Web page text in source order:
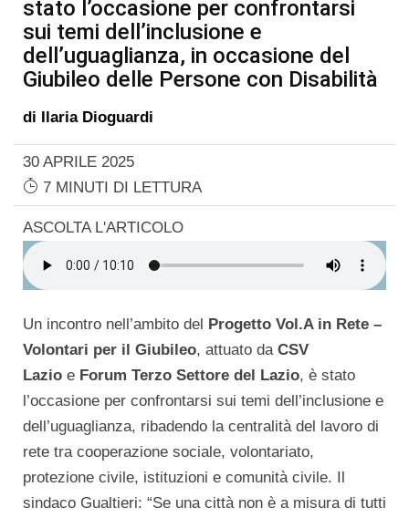
stato l’occasione per confrontarsi
sui temi dell’inclusione e
dell’uguaglianza, in occasione del
Giubileo delle Persone con Disabilità
di Ilaria Dioguardi
30 APRILE 2025
7 MINUTI DI LETTURA
ASCOLTA L'ARTICOLO
Un incontro nell’ambito del Progetto Vol.A in Rete –
Volontari per il Giubileo, attuato da CSV
Lazio e Forum Terzo Settore del Lazio, è stato
l’occasione per confrontarsi sui temi dell’inclusione e
dell’uguaglianza, ribadendo la centralità del lavoro di
rete tra cooperazione sociale, volontariato,
protezione civile, istituzioni e comunità civile. Il
sindaco Gualtieri: “Se una città non è a misura di tutti